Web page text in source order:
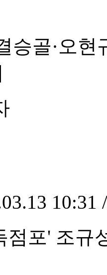
승골·오
10:31
점포' 조규